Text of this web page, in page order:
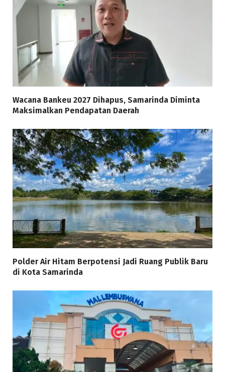
Wacana Bankeu 2027 Dihapus, Samarinda Diminta
Maksimalkan Pendapatan Daerah
Polder Air Hitam Berpotensi Jadi Ruang Publik Baru
di Kota Samarinda